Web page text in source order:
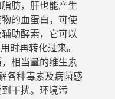
肪，肝也能产生
的血蛋白，可使
助酵素，它可以
时再转化过来。
相当量的维生素
各种毒素及病菌感
干扰。环境污